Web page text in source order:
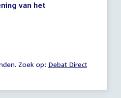
van het
Zoek op: External
Debat Direct